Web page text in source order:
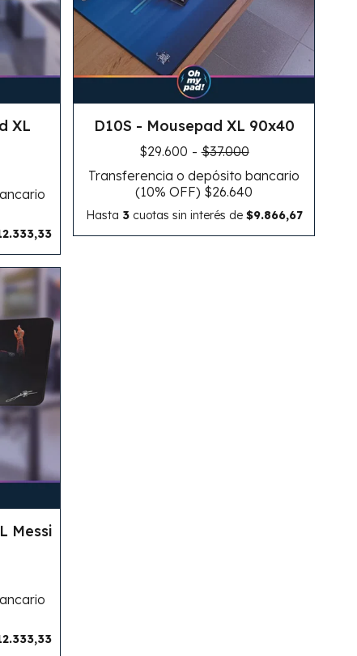
XL
D10S - Mousepad XL 90x40
$29.600 - $37.000
Transferencia o depósito bancario
(10% OFF) $26.640
Hasta 3cuotas sin interés de $9.866,67
Messi